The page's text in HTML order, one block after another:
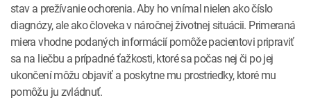
stav a prežívanie ochorenia. Aby ho vnímal nielen ako číslo
diagnózy, ale ako človeka v náročnej životnej situácii. Primeraná
miera vhodne podaných informácií pomôže pacientovi pripraviť
sa na liečbu a prípadné ťažkosti, ktoré sa počas nej či po jej
ukončení môžu objaviť a poskytne mu prostriedky, ktoré mu
pomôžu ju zvládnuť.